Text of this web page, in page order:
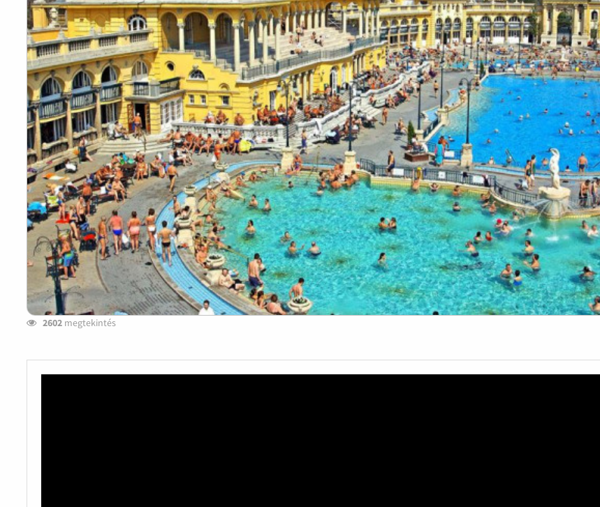
2602 megtekintés